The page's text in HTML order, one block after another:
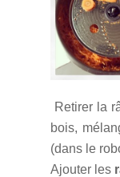
Retirer la
bois,
(dans le
Ajouter les